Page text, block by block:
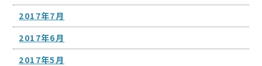
2017年7月
2017年6月
2017年5月